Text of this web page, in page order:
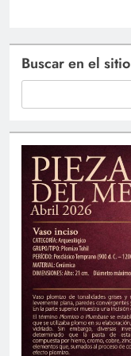
Buscar en el sitio